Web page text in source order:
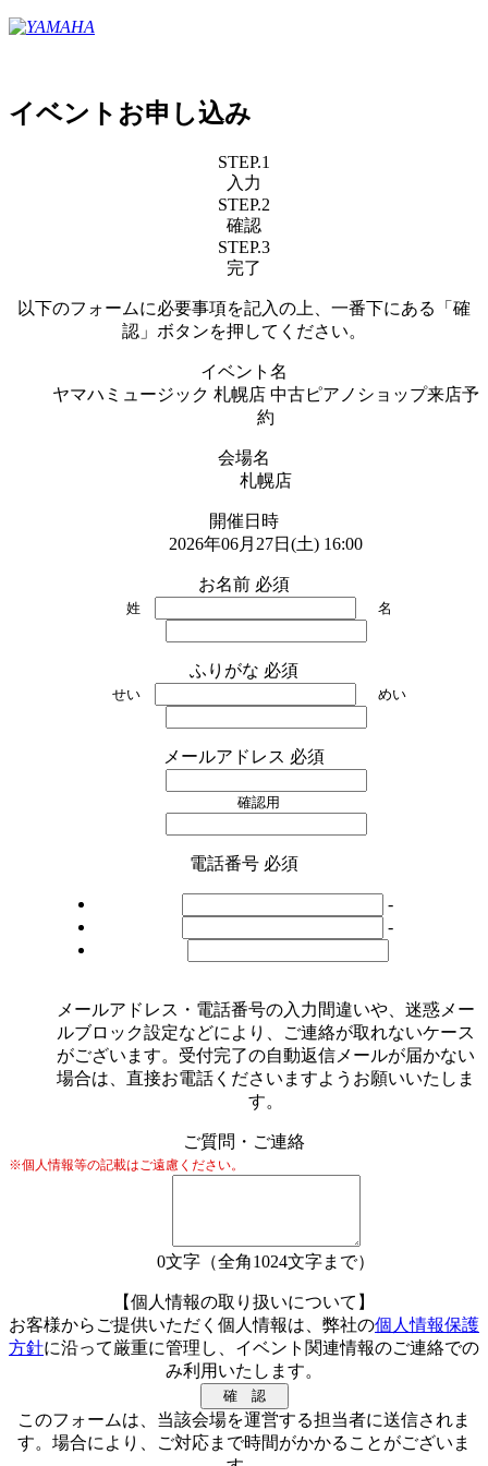
イベントお申し込み
STEP.1
入力
STEP.2
確認
STEP.3
完了
以下のフォームに必要事項を記入の上、一番下にある「確
認」ボタンを押してください。
イベント名
ヤマハミュージック 札幌店 中古ピアノショップ来店予
約
会場名
札幌店
開催日時
2026年06月27日(土) 16:00
お名前 必須
姓 名
ふりがな 必須
せい めい
メールアドレス 必須
確認用
電話番号 必須
-
-
メールアドレス・電話番号の入力間違いや、迷惑メー
ルブロック設定などにより、ご連絡が取れないケース
がございます。受付完了の自動返信メールが届かない
場合は、直接お電話くださいますようお願いいたしま
す。
ご質問・ご連絡
※個人情報等の記載はご遠慮ください。
0文字（全角1024文字まで）
【個人情報の取り扱いについて】
お客様からご提供いただく個人情報は、弊社の個人情報保護
方針に沿って厳重に管理し、イベント関連情報のご連絡での
み利用いたします。
このフォームは、当該会場を運営する担当者に送信されま
す。場合により、ご対応まで時間がかかることがございま